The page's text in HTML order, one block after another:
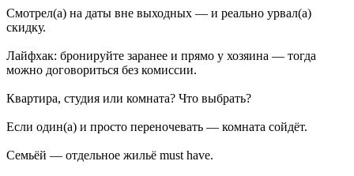
Смотрел(а) на даты вне выходных — и реально урвал(а)
скидку.
Лайфхак: бронируйте заранее и прямо у хозяина — тогда
можно договориться без комиссии.
Квартира, студия или комната? Что выбрать?
Если один(а) и просто переночевать — комната сойдёт.
Семьёй — отдельное жильё must have.